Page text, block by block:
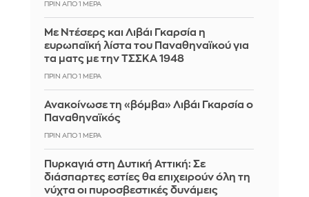
ΠΡΙΝ ΑΠΌ 1 ΜΈΡΑ
Με Ντέσερς και Λιβάι Γκαρσία η
ευρωπαϊκή λίστα του Παναθηναϊκού για
τα ματς με την ΤΣΣΚΑ 1948
ΠΡΙΝ ΑΠΌ 1 ΜΈΡΑ
Ανακοίνωσε τη «βόμβα» Λιβάι Γκαρσία ο
Παναθηναϊκός
ΠΡΙΝ ΑΠΌ 1 ΜΈΡΑ
Πυρκαγιά στη Δυτική Αττική: Σε
διάσπαρτες εστίες θα επιχειρούν όλη τη
νύχτα οι πυροσβεστικές δυνάμεις